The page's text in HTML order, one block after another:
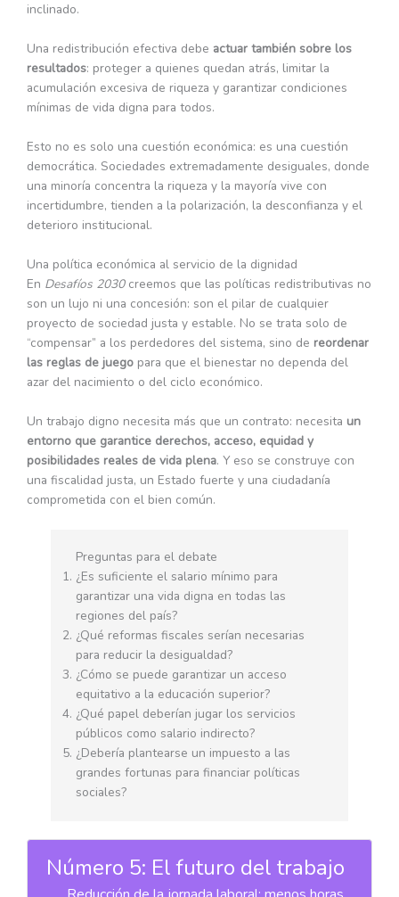
inclinado.
Una redistribución efectiva debe actuar también sobre los
resultados: proteger a quienes quedan atrás, limitar la
acumulación excesiva de riqueza y garantizar condiciones
mínimas de vida digna para todos.
Esto no es solo una cuestión económica: es una cuestión
democrática. Sociedades extremadamente desiguales, donde
una minoría concentra la riqueza y la mayoría vive con
incertidumbre, tienden a la polarización, la desconfianza y el
deterioro institucional.
Una política económica al servicio de la dignidad
En Desafíos 2030creemos que las políticas redistributivas no
son un lujo ni una concesión: son el pilar de cualquier
proyecto de sociedad justa y estable. No se trata solo de
“compensar” a los perdedores del sistema, sino de reordenar
las reglas de juego para que el bienestar no dependa del
azar del nacimiento o del ciclo económico.
Un trabajo digno necesita más que un contrato: necesita un
entorno que garantice derechos, acceso, equidad y
posibilidades reales de vida plena. Y eso se construye con
una fiscalidad justa, un Estado fuerte y una ciudadanía
comprometida con el bien común.
Preguntas para el debate
¿Es suficiente el salario mínimo para
garantizar una vida digna en todas las
regiones del país?
¿Qué reformas fiscales serían necesarias
para reducir la desigualdad?
¿Cómo se puede garantizar un acceso
equitativo a la educación superior?
¿Qué papel deberían jugar los servicios
públicos como salario indirecto?
¿Debería plantearse un impuesto a las
grandes fortunas para financiar políticas
sociales?
Número 5: El futuro del trabajo